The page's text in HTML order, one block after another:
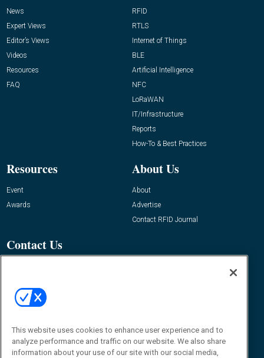
News
Expert Views
Editor’s Views
Videos
Resources
FAQ
RFID
RTLS
Internet of Things
BLE
Artificial Intelligence
NFC
LoRaWAN
IT/Infrastructure
Reports
How-To & Best Practices
Resources
Event
Awards
About Us
About
Advertise
Contact RFID Journal
Contact Us
This website uses cookies to enhance user experience and to
analyze performance and traffic on our website. We also share
information about your use of our site with our social media,